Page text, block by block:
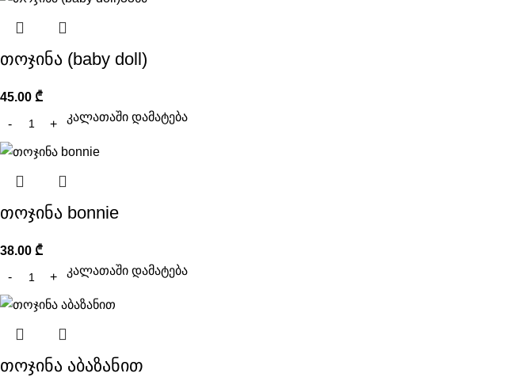
თოჯინა (baby doll)
45.00 ₾
კალათაში დამატება
თოჯინა bonnie
38.00 ₾
კალათაში დამატება
თოჯინა აბაზანით